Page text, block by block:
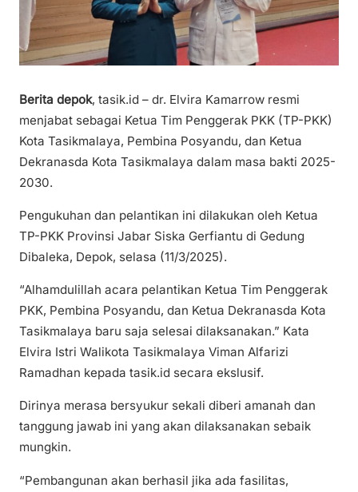
Berita depok, tasik.id – dr. Elvira Kamarrow resmi
menjabat sebagai Ketua Tim Penggerak PKK (TP-PKK)
Kota Tasikmalaya, Pembina Posyandu, dan Ketua
Dekranasda Kota Tasikmalaya dalam masa bakti 2025-
2030.
Pengukuhan dan pelantikan ini dilakukan oleh Ketua
TP-PKK Provinsi Jabar Siska Gerfiantu di Gedung
Dibaleka, Depok, selasa (11/3/2025).
“Alhamdulillah acara pelantikan Ketua Tim Penggerak
PKK, Pembina Posyandu, dan Ketua Dekranasda Kota
Tasikmalaya baru saja selesai dilaksanakan.” Kata
Elvira Istri Walikota Tasikmalaya Viman Alfarizi
Ramadhan kepada tasik.id secara ekslusif.
Dirinya merasa bersyukur sekali diberi amanah dan
tanggung jawab ini yang akan dilaksanakan sebaik
mungkin.
“Pembangunan akan berhasil jika ada fasilitas,